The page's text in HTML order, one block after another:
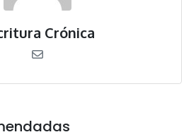
Crónica